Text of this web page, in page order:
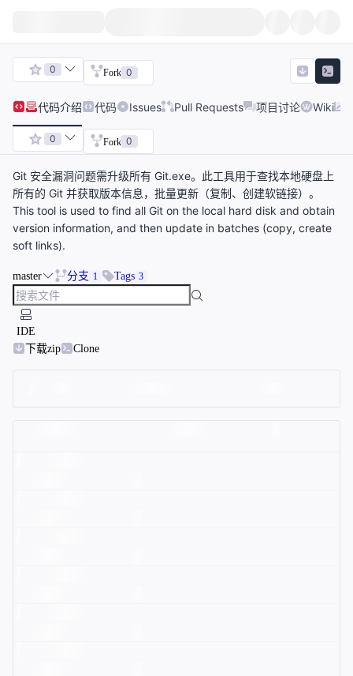
0 Fork 0
代码介绍 代码 Issues Pull Requests 项目讨论 Wiki
0 Fork 0
Git 安全漏洞问题需升级所有 Git.exe。此工具用于查找本地硬盘上
所有的 Git 并获取版本信息，批量更新（复制、创建软链接）。
This tool is used to find all Git on the local hard disk and obtain
version information, and then update in batches (copy, create
soft links).
master 分支 1 Tags 3
IDE
下载zip
Clone